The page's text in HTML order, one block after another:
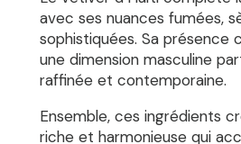
avec ses nuances fumées,
sophistiquées. Sa présence
une dimension masculine
raffinée et contemporaine.
Ensemble, ces ingrédients
riche et harmonieuse qui